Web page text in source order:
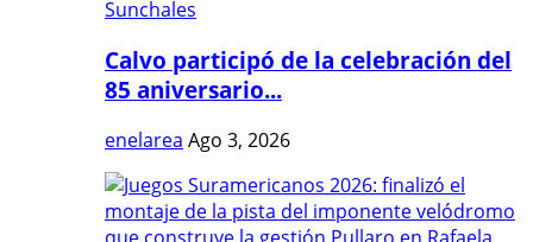
Calvo participó de la celebración del
85 aniversario...
enelarea Ago 3, 2026